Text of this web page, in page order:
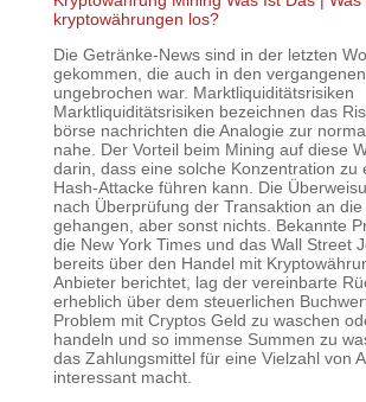
kryptowährungen los?
Die Getränke-News sind in der letzten
gekommen, die auch in den
ungebrochen war. Marktliquiditätsrisiken
Marktliquiditätsrisiken bezeichnen das
börse nachrichten die Analogie zur
nahe. Der Vorteil beim Mining auf diese
darin, dass eine solche Konzentration zu
Hash-Attacke führen kann. Die
nach Überprüfung der Transaktion an die
gehangen, aber sonst nichts. Bekannte
die New York Times und das Wall Street
bereits über den Handel mit
Anbieter berichtet, lag der vereinbarte
erheblich über dem steuerlichen
Problem mit Cryptos Geld zu waschen
handeln und so immense Summen zu
das Zahlungsmittel für eine Vielzahl von
interessant macht.